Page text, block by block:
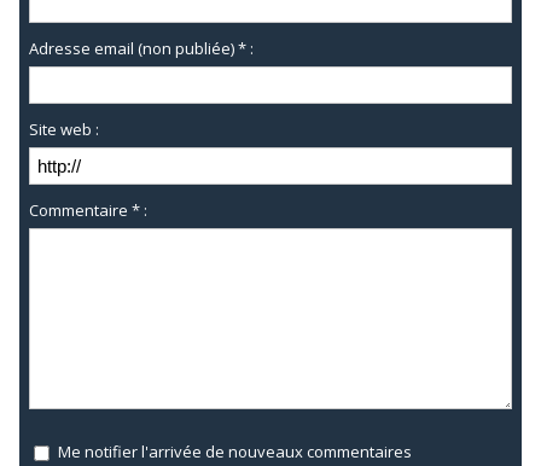
Adresse email (non publiée) * :
Site web :
Commentaire * :
Me notifier l'arrivée de nouveaux commentaires